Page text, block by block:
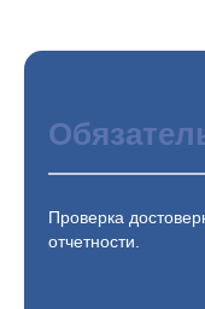
Проверка
отчетности.